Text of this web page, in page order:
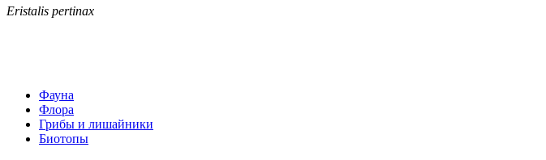
Eristalis pertinax
Фауна
Флора
Грибы и лишайники
Биотопы